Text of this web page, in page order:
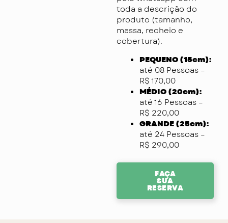
toda a descrição do
produto (tamanho,
massa, recheio e
cobertura).
PEQUENO (15cm):
até 08 Pessoas –
R$ 170,00
MÉDIO (20cm):
até 16 Pessoas –
R$ 220,00
GRANDE (25cm):
até 24 Pessoas –
R$ 290,00
FAÇA
SUA
RESERVA